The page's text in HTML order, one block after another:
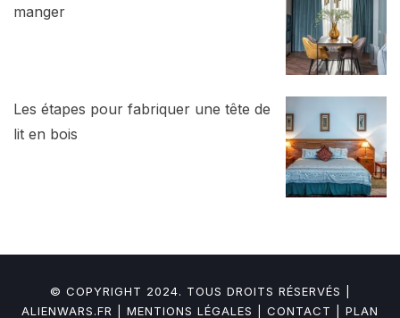
manger
Les étapes pour fabriquer une tête de
lit en bois
© COPYRIGHT 2024. TOUS DROITS RÉSERVÉS |
ALIENWARS.FR
MENTIONS LÉGALES CONTACT PLAN